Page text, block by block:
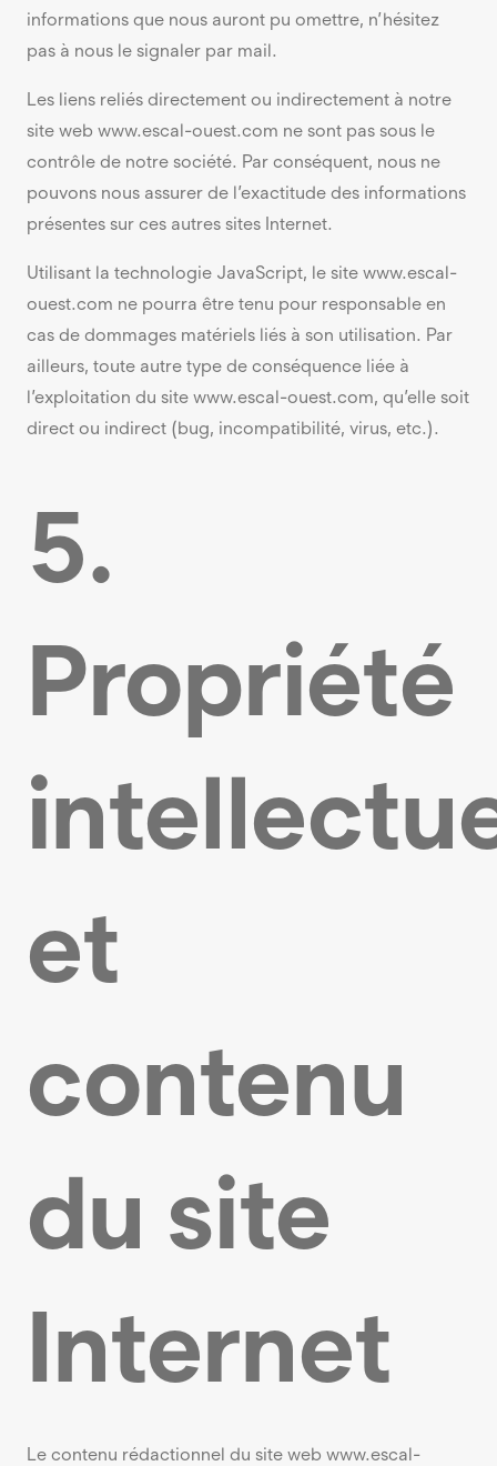
informations que nous auront pu omettre, n’hésitez
pas à nous le signaler par mail.
Les liens reliés directement ou indirectement à notre
site web www.escal-ouest.com ne sont pas sous le
contrôle de notre société. Par conséquent, nous ne
pouvons nous assurer de l’exactitude des informations
présentes sur ces autres sites Internet.
Utilisant la technologie JavaScript, le site www.escal-
ouest.com ne pourra être tenu pour responsable en
cas de dommages matériels liés à son utilisation. Par
ailleurs, toute autre type de conséquence liée à
l’exploitation du site www.escal-ouest.com, qu’elle soit
direct ou indirect (bug, incompatibilité, virus, etc.).
5.
Propriété
et
contenu
du site
Internet
Le contenu rédactionnel du site web www.escal-